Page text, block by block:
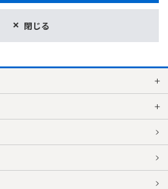
閉じる